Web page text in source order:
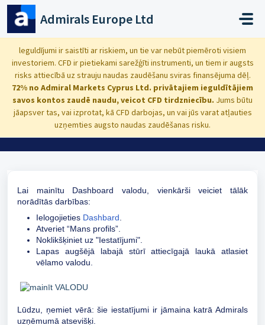
Uz galveno saturu
Admirals Europe Ltd
leguldījumi ir saistīti ar riskiem, un tie var nebūt piemēroti visiem
investoriem. CFD ir pietiekami sarežģīti instrumenti, un tiem ir augsts
risks attiecībā uz strauju naudas zaudēšanu sviras finansējuma dēļ.
72% no Admiral Markets Cyprus Ltd. privātajiem ieguldītājiem
savos kontos zaudē naudu, veicot CFD tirdzniecību. Jums būtu
jāapsver tas, vai izprotat, kā CFD darbojas, un vai jūs varat atļauties
uzņemties augsto naudas zaudēšanas risku.
Galvenā ... Kā nomainīt Dashboard valodu?
Kā nomainīt Dashboard valodu?
Pārveidots Trešd, 7 Mai, 2025 pie 3:37 PM
Lai mainītu Dashboard valodu, vienkārši veiciet tālāk
norādītās darbības:
Ielogojieties Dashbard
Atveriet “Mans profils”.
Noklikšķiniet uz "Iestatījumi".
Lapas augšējā labajā stūrī attiecīgajā laukā atlasiet
vēlamo valodu.
Lūdzu, ņemiet vērā: šie iestatījumi ir jāmaina katrā Admirals
uzņēmumā atsevišķi.